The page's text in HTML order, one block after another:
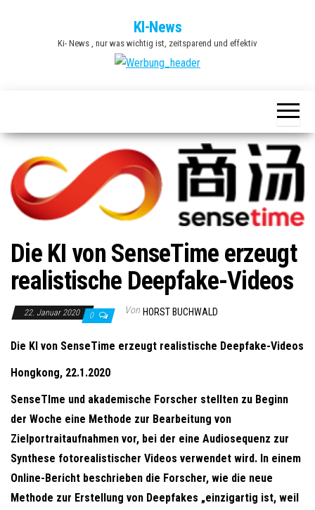
KI-News
Ki- News , nur was wichtig ist, zeitsparend und effektiv
Die KI von SenseTime erzeugt
realistische Deepfake-Videos
22. Januar 2020 0 Von HORST BUCHWALD
Die KI von SenseTime erzeugt realistische Deepfake-Videos
Hongkong, 22.1.2020
SenseTIme und akademische Forscher stellten zu Beginn
der Woche eine Methode zur Bearbeitung von
Zielportraitaufnahmen vor, bei der eine Audiosequenz zur
Synthese fotorealistischer Videos verwendet wird. In einem
Online-Bericht beschrieben die Forscher, wie die neue
Methode zur Erstellung von Deepfakes „einzigartig ist, weil